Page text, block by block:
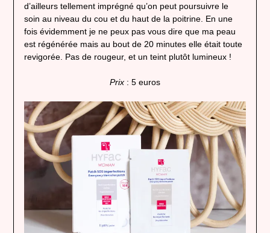
d’ailleurs tellement imprégné qu’on peut poursuivre le
soin au niveau du cou et du haut de la poitrine. En une
fois évidemment je ne peux pas vous dire que ma peau
est régénérée mais au bout de 20 minutes elle était toute
revigorée. Pas de rougeur, et un teint plutôt lumineux !
Prix : 5 euros